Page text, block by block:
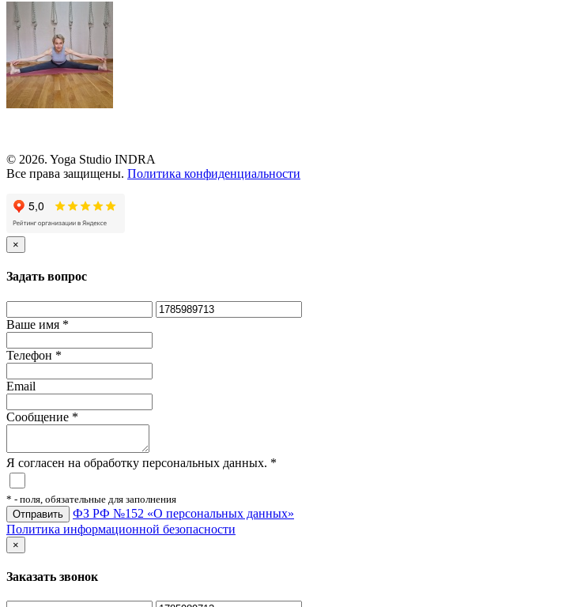
© 2026. Yoga Studio INDRA
Все права защищены. Политика конфиденциальности
×
Задать вопрос
Ваше имя *
Телефон *
Email
Сообщение *
Я согласен на обработку персональных данных. *
* - поля, обязательные для заполнения
ФЗ РФ №152 «О персональных данных»
Политика информационной безопасности
×
Заказать звонок